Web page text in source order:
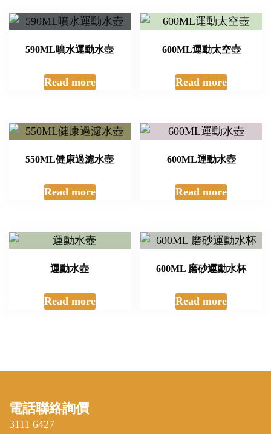
590ML噴水運動水壺
Read more
600ML運動太空壺
Read more
550ML健康過濾水壺
Read more
600ML運動水壺
Read more
運動水壺
Read more
600ML 磨砂運動水杯
Read more
電話聯絡詢價
3111 6427